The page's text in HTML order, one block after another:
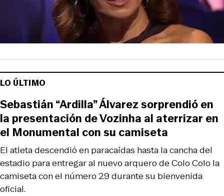
LO ÚLTIMO
El atleta descendió en paracaídas hasta la cancha del
estadio para entregar al nuevo arquero de Colo Colo la
camiseta con el número 29 durante su bienvenida
oficial.
Sebastián “Ardilla” Álvarez sorprendió en
la presentación de Vozinha al aterrizar en
el Monumental con su camiseta